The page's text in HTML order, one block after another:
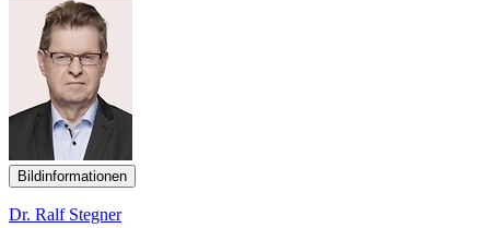
Bildinformationen
Dr. Ralf Stegner